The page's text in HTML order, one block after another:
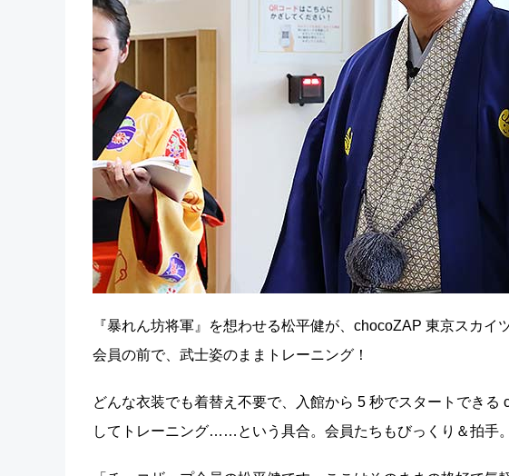
『暴れん坊将軍』を想わせる松平健が、chocoZAP 東京スカ
会員の前で、武士姿のままトレーニング！
どんな衣装でも着替え不要で、入館から 5 秒でスタートでき
してトレーニング……という具合。会員たちもびっくり＆拍手。